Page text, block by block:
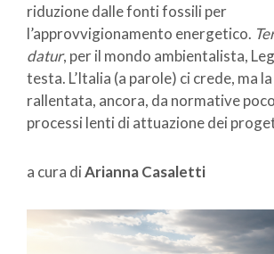
riduzione dalle fonti fossili per
l’approvvigionamento energetico.
datur, per il mondo ambientalista,
testa. L’Italia (a parole) ci crede, ma
rallentata, ancora, da normative
processi lenti di attuazione dei
a cura diArianna Casaletti